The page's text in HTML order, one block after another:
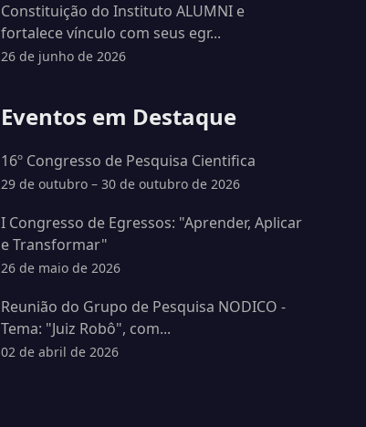
Constituição do Instituto ALUMNI e
fortalece vínculo com seus egr...
26 de junho de 2026
Eventos em Destaque
16º Congresso de Pesquisa Cientifica
29 de outubro – 30 de outubro de 2026
I Congresso de Egressos: "Aprender, Aplicar
e Transformar"
26 de maio de 2026
Reunião do Grupo de Pesquisa NODICO -
Tema: "Juiz Robô", com...
02 de abril de 2026